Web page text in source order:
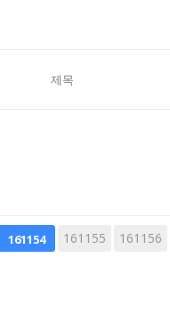
제목
161154 161155 161156